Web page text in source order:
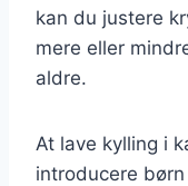
kan du justere
mere eller
aldre.
At lave kylling i
introducere